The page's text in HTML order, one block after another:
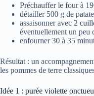
Préchauffer le four à
détailler 500 g de
assaisonner avec 2
éventuellement un peu
enfourner 30 à 35
Résultat : un
les pommes de terre
Idée 1 : purée violette